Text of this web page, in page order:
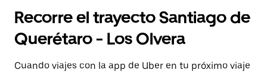
Recorre el trayecto Santiago de
Querétaro - Los Olvera
Cuando viajes con la app de Uber en tu próximo viaje